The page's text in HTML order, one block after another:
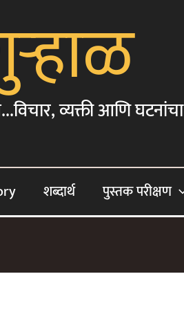
व्यक्ती आणि घटनांचा
शब्दार्थ पुस्तक परीक्षण